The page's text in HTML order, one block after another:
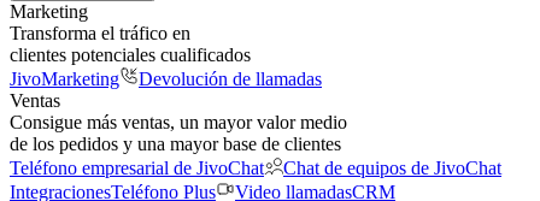
Marketing
Transforma el tráfico en
clientes potenciales cualificados
JivoMarketing
Devolución de llamadas
Ventas
Consigue más ventas, un mayor valor medio
de los pedidos y una mayor base de clientes
Teléfono empresarial de JivoChat
Chat de equipos de JivoChat
IntegracionesTeléfono Plus Video llamadasCRM